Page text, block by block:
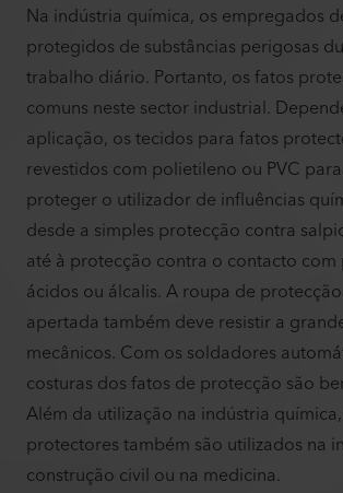
Na indústria química, os empregados
protegidos de substâncias perigosas
trabalho diário. Portanto, os fatos
comuns neste sector industrial.
aplicação, os tecidos para fatos
revestidos com polietileno ou PVC
proteger o utilizador de influências
desde a simples protecção contra
até à protecção contra o contacto com
ácidos ou álcalis. A roupa de
apertada também deve resistir a
mecânicos. Com os soldadores
costuras dos fatos de protecção são
Além da utilização na indústria
protectores também são utilizados na
construção civil ou na medicina.